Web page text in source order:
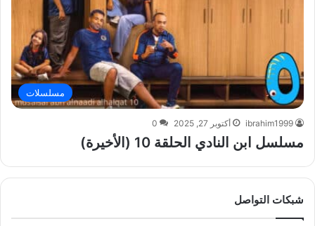
مسلسلات
ibrahim1999 أكتوبر 27, 2025 0
مسلسل ابن النادي الحلقة 10 (الأخيرة)
شبكات التواصل